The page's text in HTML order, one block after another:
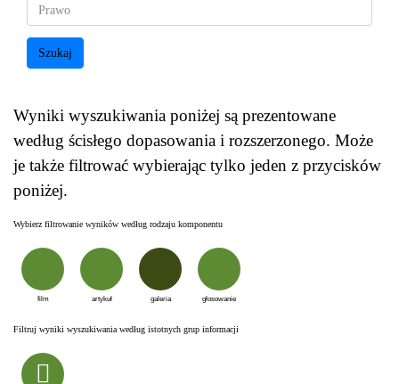
Szukaj
Wyniki wyszukiwania poniżej są prezentowane
według ścisłego dopasowania i rozszerzonego. Może
je także filtrować wybierając tylko jeden z przycisków
poniżej.
Wybierz filtrowanie wyników według rodzaju komponentu
film artykuł galeria głosowanie
Filtruj wyniki wyszukiwania według istotnych grup informacji